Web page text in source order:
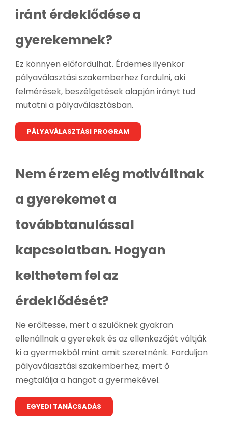
iránt érdeklődése a
gyerekemnek?
Ez könnyen előfordulhat. Érdemes ilyenkor
pályaválasztási szakemberhez fordulni, aki
felmérések, beszélgetések alapján irányt tud
mutatni a pályaválasztásban.
PÁLYAVÁLASZTÁSI PROGRAM
Nem érzem elég motiváltnak
a gyerekemet a
továbbtanulással
kapcsolatban. Hogyan
kelthetem fel az
érdeklődését?
Ne erőltesse, mert a szülőknek gyakran
ellenállnak a gyerekek és az ellenkezőjét váltják
ki a gyermekből mint amit szeretnénk. Forduljon
pályaválasztási szakemberhez, mert ő
megtalálja a hangot a gyermekével.
EGYEDI TANÁCSADÁS